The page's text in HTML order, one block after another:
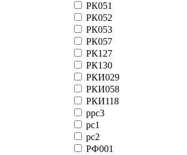
РК051
РК052
РК053
РК057
РК127
РК130
РКИ029
РКИ058
РКИ118
ррс3
рс1
рс2
РФ001